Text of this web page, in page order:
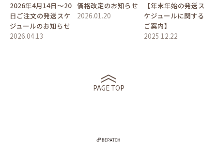
2026年4月14日〜20
日ご注文の発送スケ
ジュールのお知らせ
2026.04.13
価格改定のお知らせ
2026.01.20
【年末年始の発送ス
ケジュールに関する
ご案内】
2025.12.22
PAGE TOP